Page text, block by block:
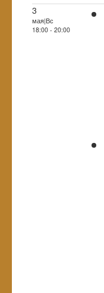
3
мая|Вс
18:00 - 20:00